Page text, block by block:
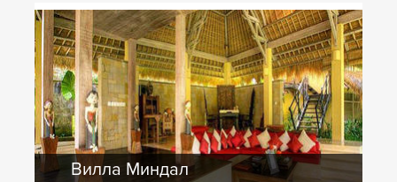
Вилла Миндал